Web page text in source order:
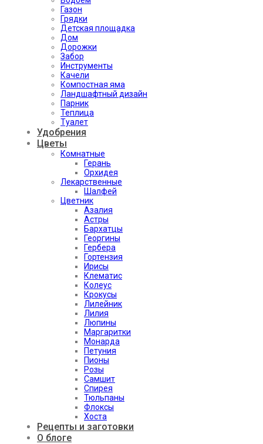
Газон
Грядки
Детская площадка
Дом
Дорожки
Забор
Инструменты
Качели
Компостная яма
Ландшафтный дизайн
Парник
Теплица
Туалет
Удобрения
Цветы
Комнатные
Герань
Орхидея
Лекарственные
Шалфей
Цветник
Азалия
Астры
Бархатцы
Георгины
Гербера
Гортензия
Ирисы
Клематис
Колеус
Крокусы
Лилейник
Лилия
Люпины
Маргаритки
Монарда
Петуния
Пионы
Розы
Самшит
Спирея
Тюльпаны
Флоксы
Хоста
Рецепты и заготовки
О блоге